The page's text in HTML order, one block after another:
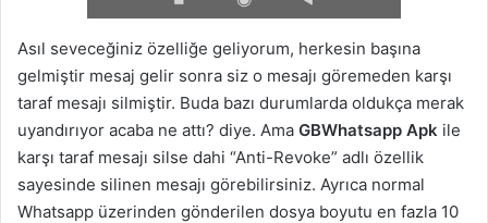
Asıl seveceğiniz özelliğe geliyorum, herkesin başına
gelmiştir mesaj gelir sonra siz o mesajı göremeden karşı
taraf mesajı silmiştir. Buda bazı durumlarda oldukça merak
uyandırıyor acaba ne attı? diye. Ama GBWhatsapp Apk ile
karşı taraf mesajı silse dahi “Anti-Revoke” adlı özellik
sayesinde silinen mesajı görebilirsiniz. Ayrıca normal
Whatsapp üzerinden gönderilen dosya boyutu en fazla 10